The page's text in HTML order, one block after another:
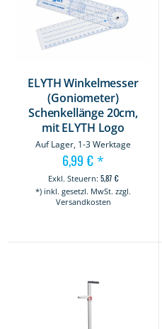
ELYTH Winkelmesser
(Goniometer)
Schenkellänge 20cm,
mit ELYTH Logo
Auf Lager, 1-3 Werktage
6,99 €*
5,87 €
*) inkl. gesetzl. MwSt. zzgl.
Versandkosten